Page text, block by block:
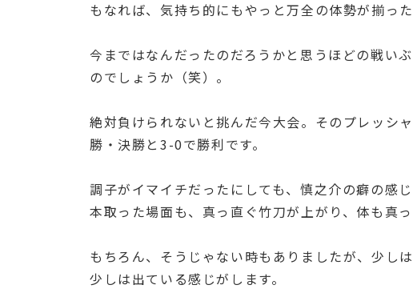
もなれば、気持ち的にもやっと万全の体勢が揃った
今まではなんだったのだろうかと思うほどの戦い
のでしょうか（笑）。
絶対負けられないと挑んだ今大会。そのプレッシ
勝・決勝と3-0で勝利です。
調子がイマイチだったにしても、慎之介の癖の感
本取った場面も、真っ直ぐ竹刀が上がり、体も真
もちろん、そうじゃない時もありましたが、少し
少しは出ている感じがします。